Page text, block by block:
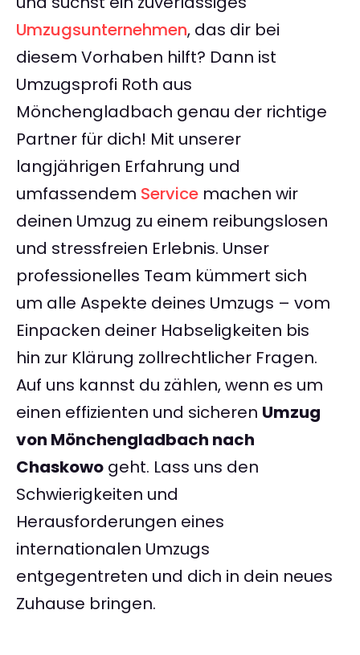
Umzugsunternehmen, das dir bei
diesem Vorhaben hilft? Dann ist
Umzugsprofi Roth aus
Mönchengladbach genau der richtige
Partner für dich! Mit unserer
langjährigen Erfahrung und
umfassendem Service machen wir
deinen Umzug zu einem reibungslosen
und stressfreien Erlebnis. Unser
professionelles Team kümmert sich
um alle Aspekte deines Umzugs – vom
Einpacken deiner Habseligkeiten bis
hin zur Klärung zollrechtlicher Fragen.
Auf uns kannst du zählen, wenn es um
einen effizienten und sicheren Umzug
von Mönchengladbach nach
Chaskowo geht. Lass uns den
Schwierigkeiten und
Herausforderungen eines
internationalen Umzugs
entgegentreten und dich in dein neues
Zuhause bringen.